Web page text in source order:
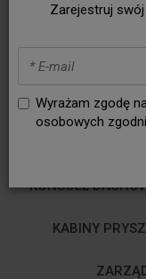
Zarejestruj
Wyrażam zgodę
osobowych
NAMIOTY
KONSOLE
KABINY